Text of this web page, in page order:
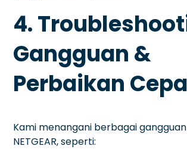
4.
Gangguan &
Perbaikan
Kami menangani berbagai
NETGEAR, seperti: